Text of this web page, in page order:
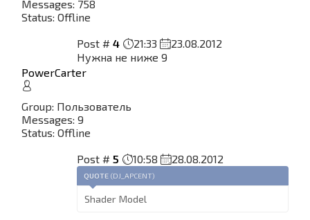
Messages: 758
Status: Offline
Post # 4 21:33
23.08.2012
Нужна не ниже 9
PowerCarter
Group: Пользователь
Messages: 9
Status: Offline
Post # 5 10:58 28.08.2012
QUOTE (DJ_APCENT)
Shader Model